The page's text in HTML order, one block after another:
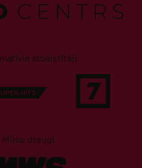
atbalstītāji
Mūsu draugi